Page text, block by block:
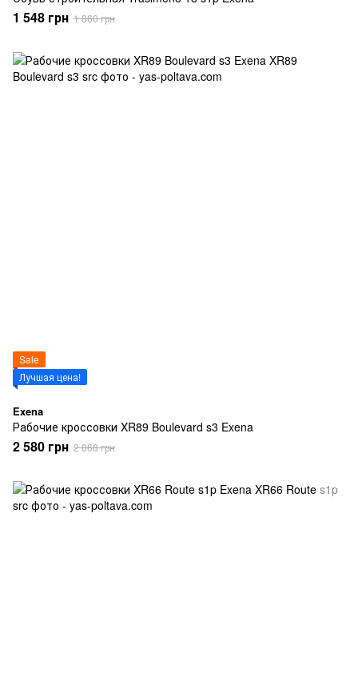
1 548 грн 1 860 грн
Sale
Лучшая цена!
Exena
Рабочие кроссовки XR89 Boulevard s3 Exena
2 580 грн 2 868 грн